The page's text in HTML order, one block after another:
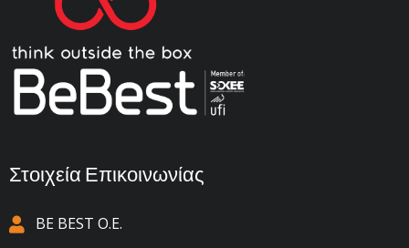
Στοιχεία Επικοινωνίας
BE BEST Ο.Ε.